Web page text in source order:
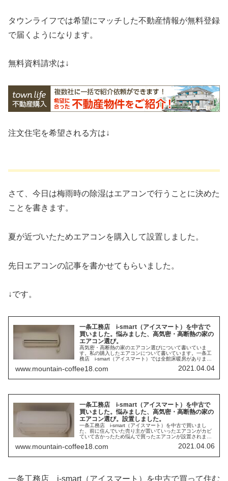
タウンライフでは希望にマッチした不動産情報が無料登録
で届くようになります。
無料資料請求は↓
注文住宅を希望される方は↓
さて、今日は梅雨時の除湿はエアコンで行うことに決めた
ことを書きます。
夏が近づいたためエアコンを購入して設置しました。
先日エアコンの記事を書かせてもらいました。
↓です。
一条工務店 i-smart（アイスマート）を中古で
買いました。悩みました、高気密・高断熱の家の
エアコン選び。
高気密・高断熱の家のエアコン選びについて書いていま
す。私の購入したエアコンについて書いています。一条工
務店 i-smart（アイスマート）では全館床暖房があります
www.mountain-coffee18.com 2021.04.04
一条工務店 i-smart（アイスマート）を中古で
買いました。悩みました、高気密・高断熱の家の
エアコン選び。設置しました。
一条工務店 i-smart（アイスマート）を中古で買いまし
た、前に住んでいた売り主が置いていったエアコンがカビ
ていて古かったため悩んで買ったエアコンが設置されまし
www.mountain-coffee18.com 2021.04.06
一条工務店 i-smart（アイスマート）を中古で買って住む